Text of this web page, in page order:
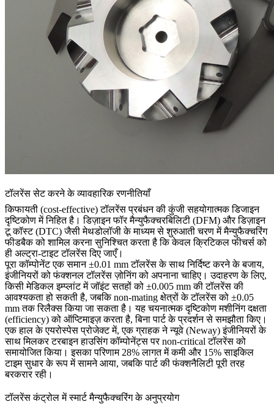
टॉलरेंस सेट करने के व्यावहारिक रणनीतियाँ
किफायती (cost-effective) टॉलरेंस प्रबंधन की कुंजी सहयोगात्मक डिजाइन
दृष्टिकोण में निहित है। डिज़ाइन फॉर मैन्युफैक्चरबिलिटी (DFM) और डिज़ाइन
टू कॉस्ट (DTC) जैसी मेथडोलॉजी के माध्यम से शुरुआती चरण में मैन्युफैक्चरिंग
फीडबैक को शामिल करना सुनिश्चित करता है कि केवल क्रिटिकल फीचर्स को
ही अल्ट्रा-टाइट टॉलरेंस दिए जाएँ।
पूरा कॉम्पोनेंट एक समान ±0.01 mm टॉलरेंस के साथ निर्दिष्ट करने के बजाय,
इंजीनियरों को फंक्शनल टॉलरेंस ज़ोनिंग को अपनाना चाहिए। उदाहरण के लिए,
किसी मेडिकल इम्प्लांट में जॉइंट सतहों को ±0.005 mm की टॉलरेंस की
आवश्यकता हो सकती है, जबकि non-mating क्षेत्रों के टॉलरेंस को ±0.05
mm तक रिलैक्स किया जा सकता है। यह चयनात्मक दृष्टिकोण मशीनिंग दक्षता
(efficiency) को ऑप्टिमाइज़ करता है, बिना पार्ट के प्रदर्शन से समझौता किए।
एक हाल के एयरोस्पेस प्रोजेक्ट में, एक ग्राहक ने न्यूवे (Neway) इंजीनियरों के
साथ मिलकर टरबाइन हाउसिंग कॉम्पोनेंट्स पर non-critical टॉलरेंस को
समायोजित किया। इसका परिणाम 28% लागत में कमी और 15% साइकिल
टाइम सुधार के रूप में सामने आया, जबकि पार्ट की फंक्शनैलिटी पूरी तरह
बरकरार रही।
टॉलरेंस कंट्रोल में स्मार्ट मैन्युफैक्चरिंग के अनुप्रयोग